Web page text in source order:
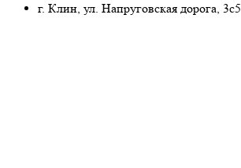
г. Клин, ул. Напруговская дорога, 3с5